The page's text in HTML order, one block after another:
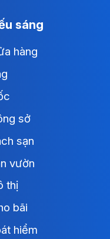
sáng
hàng
sở
sạn
vườn
thị
bãi
hiểm